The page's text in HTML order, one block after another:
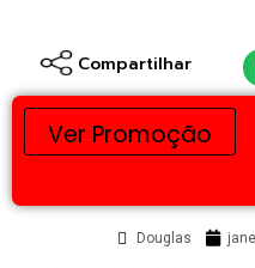
Compartilhar
Ver Promoção
Douglas